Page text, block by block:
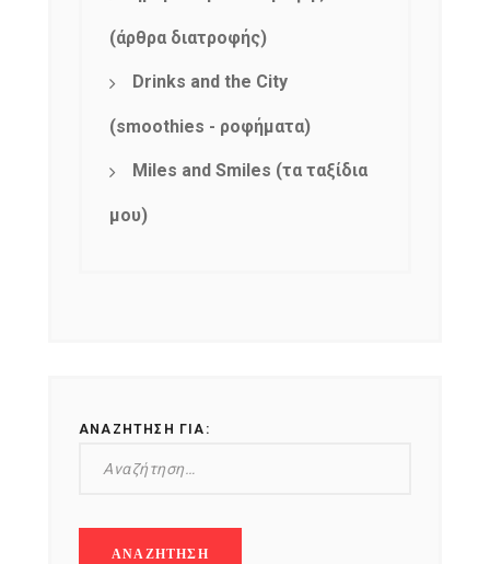
(άρθρα διατροφής)
Drinks and the City
(smoothies - ροφήματα)
Miles and Smiles (τα ταξίδια
μου)
ΑΝΑΖΉΤΗΣΗ ΓΙΑ: